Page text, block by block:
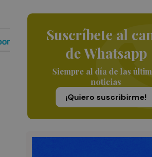
Suscríbete al
de Whatsapp
Siempre al día de las
noticias
¡Quiero suscribirme!